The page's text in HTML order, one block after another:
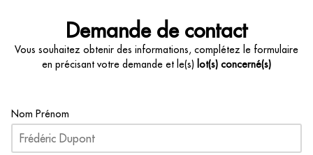
Demande de contact
Vous souhaitez obtenir des informations, complétez le formulaire
en précisant votre demande et le(s) lot(s) concerné(s)
Nom Prénom